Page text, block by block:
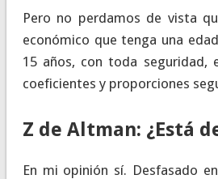
Pero no perdamos de vista
económico que tenga una
15 años, con toda seguridad,
coeficientes y proporciones
Z de Altman: ¿Está
En mi opinión sí. Desfasado